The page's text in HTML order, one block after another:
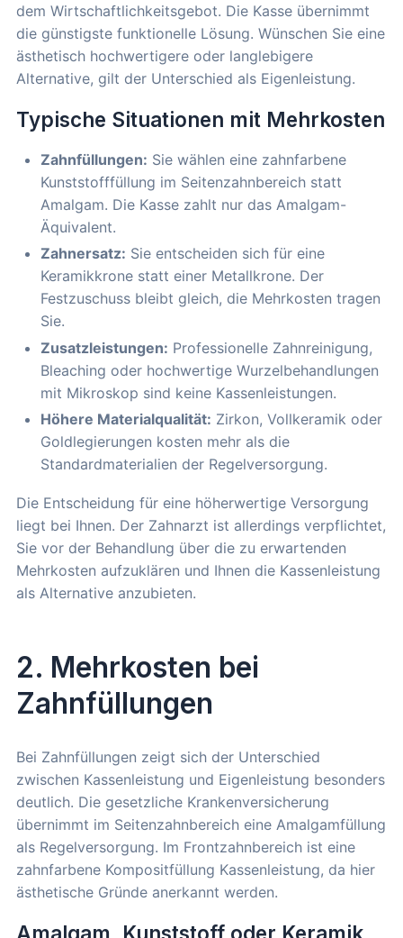
dem Wirtschaftlichkeitsgebot. Die Kasse übernimmt
die günstigste funktionelle Lösung. Wünschen Sie eine
ästhetisch hochwertigere oder langlebigere
Alternative, gilt der Unterschied als Eigenleistung.
Typische Situationen mit Mehrkosten
Zahnfüllungen: Sie wählen eine zahnfarbene
Kunststofffüllung im Seitenzahnbereich statt
Amalgam. Die Kasse zahlt nur das Amalgam-
Äquivalent.
Zahnersatz: Sie entscheiden sich für eine
Keramikkrone statt einer Metallkrone. Der
Festzuschuss bleibt gleich, die Mehrkosten tragen
Sie.
Zusatzleistungen: Professionelle Zahnreinigung,
Bleaching oder hochwertige Wurzelbehandlungen
mit Mikroskop sind keine Kassenleistungen.
Höhere Materialqualität: Zirkon, Vollkeramik oder
Goldlegierungen kosten mehr als die
Standardmaterialien der Regelversorgung.
Die Entscheidung für eine höherwertige Versorgung
liegt bei Ihnen. Der Zahnarzt ist allerdings verpflichtet,
Sie vor der Behandlung über die zu erwartenden
Mehrkosten aufzuklären und Ihnen die Kassenleistung
als Alternative anzubieten.
2. Mehrkosten bei
Zahnfüllungen
Bei Zahnfüllungen zeigt sich der Unterschied
zwischen Kassenleistung und Eigenleistung besonders
deutlich. Die gesetzliche Krankenversicherung
übernimmt im Seitenzahnbereich eine Amalgamfüllung
als Regelversorgung. Im Frontzahnbereich ist eine
zahnfarbene Kompositfüllung Kassenleistung, da hier
ästhetische Gründe anerkannt werden.